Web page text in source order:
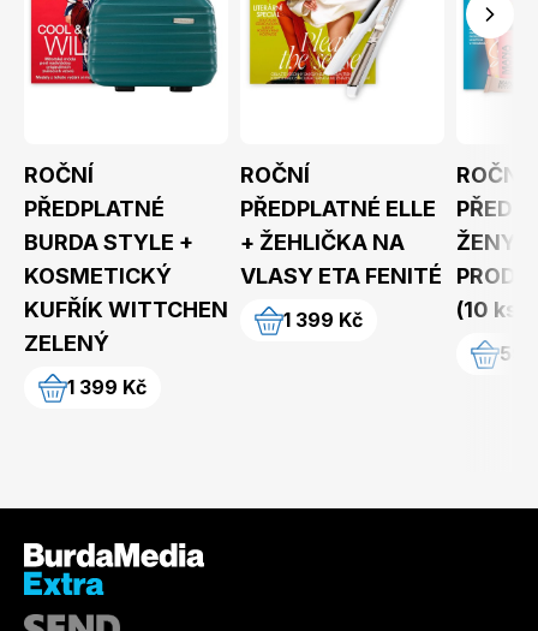
Toprecepty.cz
ROČNÍ
PŘEDPLATNÉ
BURDA STYLE +
KOSMETICKÝ
KUFŘÍK WITTCHEN
ZELENÝ
1 399 Kč
ROČNÍ
PŘEDPLATNÉ ELLE
+ ŽEHLIČKA NA
VLASY ETA FENITÉ
1 399 Kč
ROČNÍ
ŽENY
(10 ks)